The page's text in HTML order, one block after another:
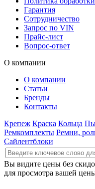
Гарантия
Сотрудничество
Запрос по VIN
Прайс-лист
Вопрос-ответ
О компании
О компании
Статьи
Бренды
Контакты
Крепеж Краска Кольца
Ремкомплекты Ремни,
Сайлентблоки
Вы видите цены без
для просмотра вашей